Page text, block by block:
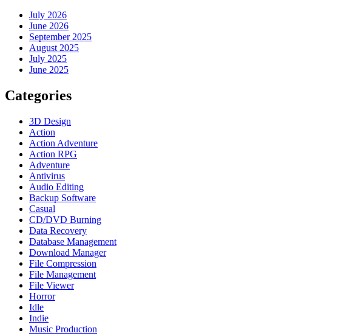
July 2026
June 2026
September 2025
August 2025
July 2025
June 2025
Categories
3D Design
Action
Action Adventure
Action RPG
Adventure
Antivirus
Audio Editing
Backup Software
Casual
CD/DVD Burning
Data Recovery
Database Management
Download Manager
File Compression
File Management
File Viewer
Horror
Idle
Indie
Music Production